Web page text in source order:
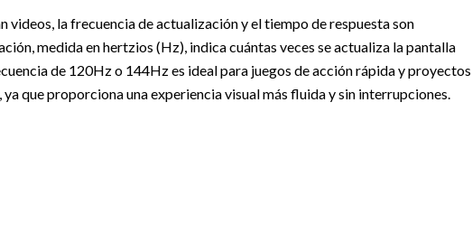
videos, la frecuencia de actualización y el tiempo de respuesta son
medida en hertzios (Hz), indica cuántas veces se actualiza la pantalla
de 120Hz o 144Hz es ideal para juegos de acción rápida y proyectos
que proporciona una experiencia visual más fluida y sin interrupciones.